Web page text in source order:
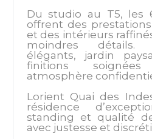
Du studio au T5, les
offrent des
et des intérieurs
moindres détails.
élégants, jardin
finitions
atmosphère
Lorient Quai des
résidence
standing et qualité
avec justesse et